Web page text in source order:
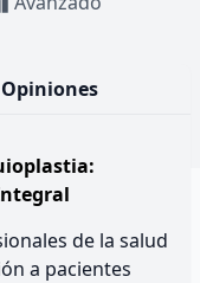
Opiniones
de la salud
a pacientes